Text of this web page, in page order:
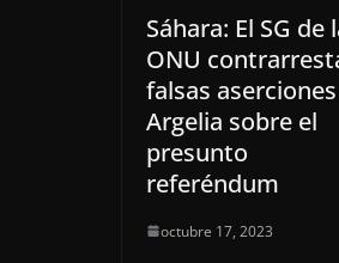
Sáhara: El SG de
ONU
falsas
Argelia sobre el
presunto
referéndum
octubre 17, 2023